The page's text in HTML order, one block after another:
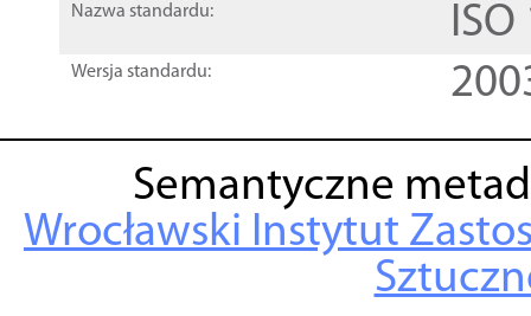
Nazwa standardu:
Wersja standardu:
Semantyczne
Wrocławski Instytut